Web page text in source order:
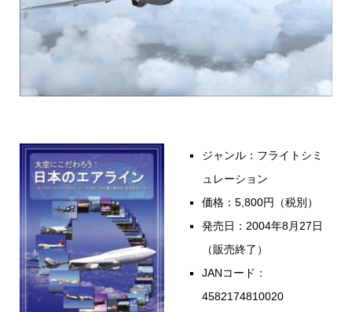
ジャンル：フライトシミ
ュレーション
価格：5,800円（税別）
発売日：2004年8月27日
（販売終了）
JANコード：
4582174810020